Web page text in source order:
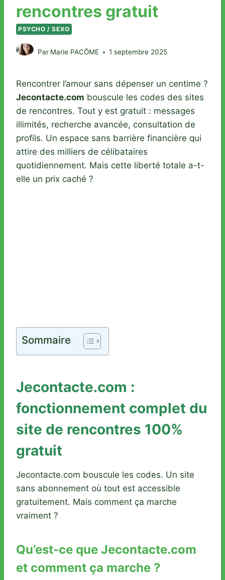
rencontres gratuit
PSYCHO / SEXO
Par Marie PACÔME 1 septembre 2025
Rencontrer l’amour sans dépenser un centime ?
Jecontacte.com bouscule les codes des sites
de rencontres. Tout y est gratuit : messages
illimités, recherche avancée, consultation de
profils. Un espace sans barrière financière qui
attire des milliers de célibataires
quotidiennement. Mais cette liberté totale a-t-
elle un prix caché ?
Sommaire
Jecontacte.com :
fonctionnement complet du
site de rencontres 100%
gratuit
Jecontacte.com bouscule les codes. Un site
sans abonnement où tout est accessible
gratuitement. Mais comment ça marche
vraiment ?
Qu’est-ce que Jecontacte.com
et comment ça marche ?